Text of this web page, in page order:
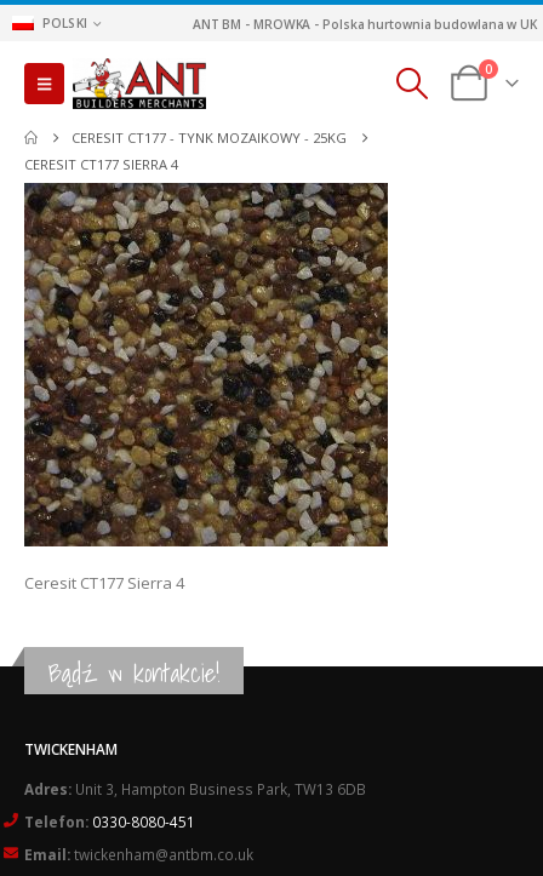
POLSKI ANT BM - MROWKA - Polska hurtownia budowlana w UK
0
CERESIT CT177 - TYNK MOZAIKOWY - 25KG
CERESIT CT177 SIERRA 4
Ceresit CT177 Sierra 4
Bądź w kontakcie!
TWICKENHAM
Adres: Unit 3, Hampton Business Park, TW13 6DB
Telefon: 0330-8080-451
Email:twickenham@antbm.co.uk